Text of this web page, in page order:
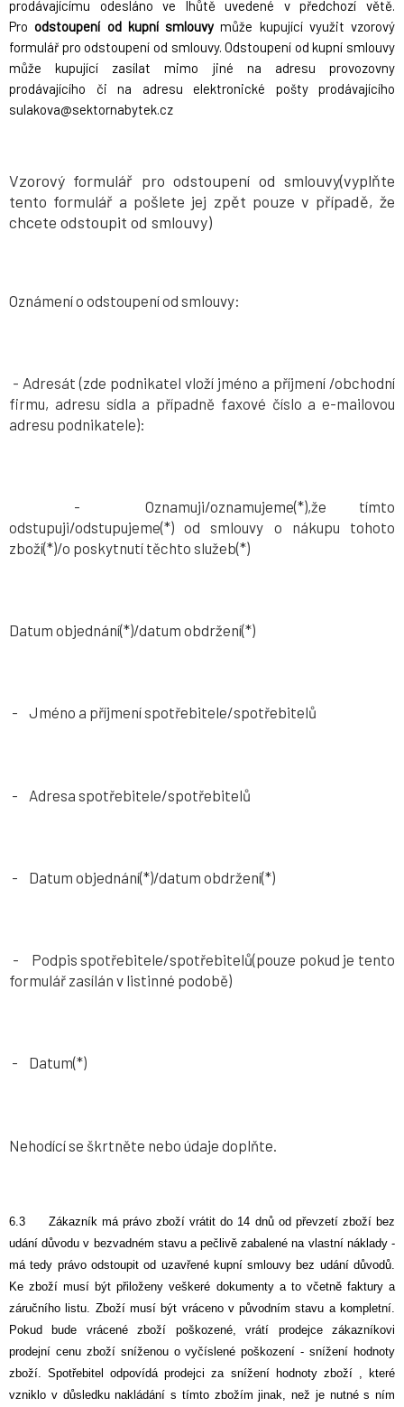
prodávajícímu odesláno ve lhůtě uvedené v předchozí větě.
Proodstoupení od kupní smlouvymůže kupující využit vzorový
formulář pro odstoupení od smlouvy. Odstoupení od kupní smlouvy
může kupující zasílat mimo jiné na adresu provozovny
prodávajícího či na adresu elektronické pošty prodávajícího
sulakova@sektornabytek.cz
Vzorový formulář pro odstoupení od smlouvy(vyplňte
tento formulář a pošlete jej zpět pouze v případě, že
chcete odstoupit od smlouvy)
Oznámení o odstoupení od smlouvy:
- Adresát (zde podnikatel vloží jméno a příjmení /obchodní
firmu, adresu sídla a případně faxové číslo a e-mailovou
adresu podnikatele):
- Oznamuji/oznamujeme(*),že tímto
odstupuji/odstupujeme(*) od smlouvy o nákupu tohoto
zboží(*)/o poskytnutí těchto služeb(*)
Datum objednání(*)/datum obdržení(*)
- Jméno a příjmení spotřebitele/spotřebitelů
- Adresa spotřebitele/spotřebitelů
- Datum objednání(*)/datum obdržení(*)
- Podpis spotřebitele/spotřebitelů(pouze pokud je tento
formulář zasílán v listinné podobě)
- Datum(*)
Nehodící se škrtněte nebo údaje doplňte.
6.3 Zákazník má právo zboží vrátit do 14 dnů od převzetí zboží bez
udání důvodu v bezvadném stavu a pečlivě zabalené na vlastní náklady -
má tedy právo odstoupit od uzavřené kupní smlouvy bez udání důvodů.
Ke zboží musí být přiloženy veškeré dokumenty a to včetně faktury a
záručního listu. Zboží musí být vráceno v původním stavu a kompletní.
Pokud bude vrácené zboží poškozené, vrátí prodejce zákazníkovi
prodejní cenu zboží sníženou o vyčíslené poškození - snížení hodnoty
zboží. Spotřebitel odpovídá prodejci za snížení hodnoty zboží , které
vzniklo v důsledku nakládání s tímto zbožím jinak, než je nutné s ním